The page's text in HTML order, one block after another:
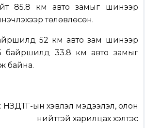
85.8 км авто замыг шинээр
төлөвлөсөн.
52 км авто зам шинээр
байршилд 33.8 км авто замыг
байна.
НЗДТГ-ын хэвлэл мэдээлэл, олон
нийттэй харилцах хэлтэс